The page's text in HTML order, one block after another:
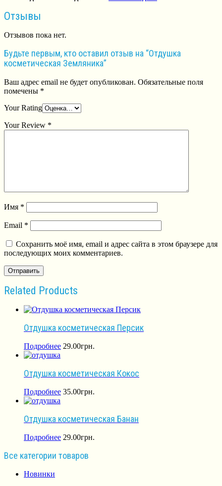
Отзывы
Отзывов пока нет.
Будьте первым, кто оставил отзыв на “Отдушка
косметическая Земляника”
Ваш адрес email не будет опубликован. Обязательные поля
помечены *
Your Rating
Your Review *
Имя *
Email *
Сохранить моё имя, email и адрес сайта в этом браузере для
последующих моих комментариев.
Related Products
Отдушка косметическая Персик
Подробнее 29.00грн.
Отдушка косметическая Кокос
Подробнее 35.00грн.
Отдушка косметическая Банан
Подробнее 29.00грн.
Все категории товаров
Новинки